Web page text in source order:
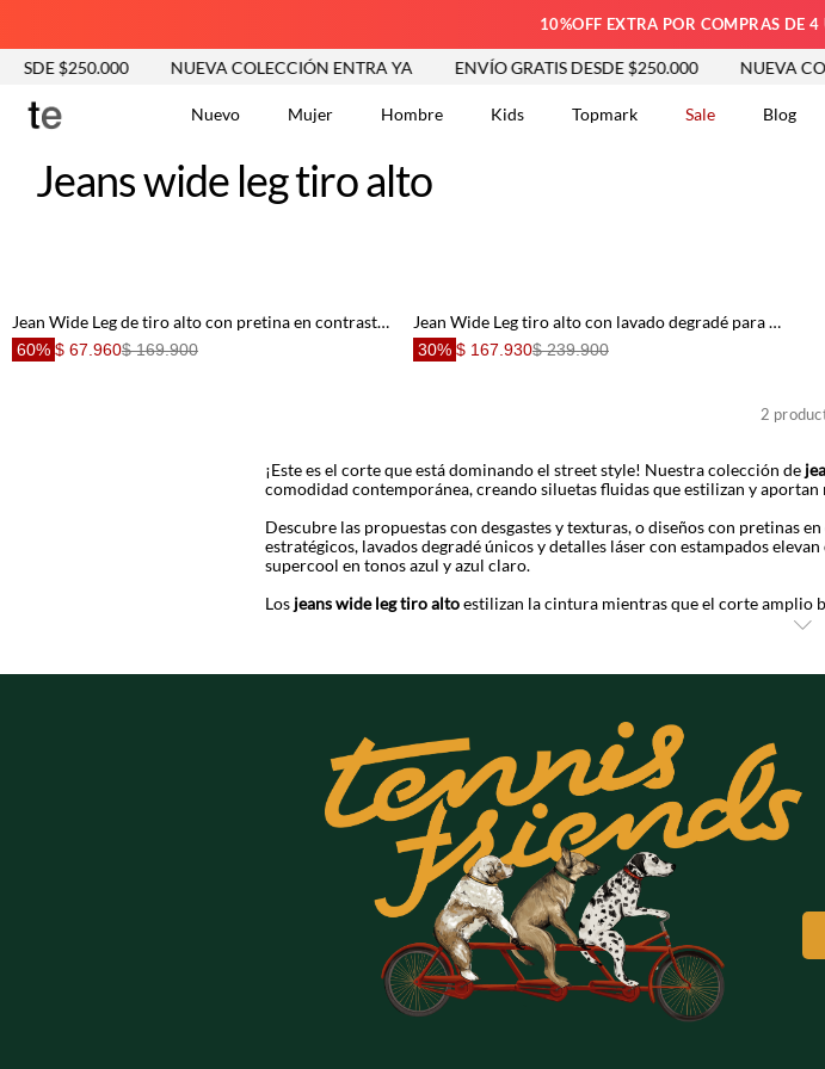
10%OFF EXTRA POR COMPRAS DE
$250.000 NUEVA COLECCIÓN ENTRA YA ENVÍO GRATIS DESDE $250.000 NUEVA
Nuevo Mujer Hombre Kids Topmark Sale Blog
Jeans wide leg tiro alto
Jean Wide Leg de tiro alto con pretina en contraste para mujer
60% $ 67.960$ 169.900
Jean Wide Leg tiro alto con lavado degradé para mujer
30% $ 167.930$ 239.900
2
¡Este es el corte que está dominando el street style! Nuestra colección de
comodidad contemporánea, creando siluetas fluidas que estilizan y aportan
Descubre las propuestas con desgastes y texturas, o diseños con pretinas
estratégicos, lavados degradé únicos y detalles láser con estampados
supercool en tonos azul y azul claro.
Los jeans wide leg tiro altoestilizan la cintura mientras que el corte amplio
dramáticos o casuales según tu mood. ¡Atrévete con el denim moderno de
TÉRMINOS MÁS BUSCADOS
4 Blusas
Chaleco
9. Short
10 . Camisetas Mujer